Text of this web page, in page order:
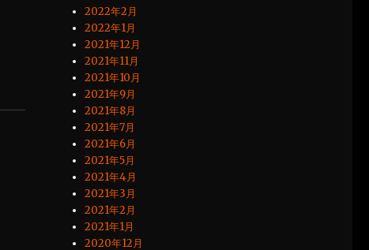
2022年2月
2022年1月
2021年12月
2021年11月
2021年10月
2021年9月
2021年8月
2021年7月
2021年6月
2021年5月
2021年4月
2021年3月
2021年2月
2021年1月
2020年12月